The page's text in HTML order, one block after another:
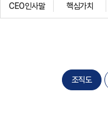
CEO인사말 핵심가치
조직도